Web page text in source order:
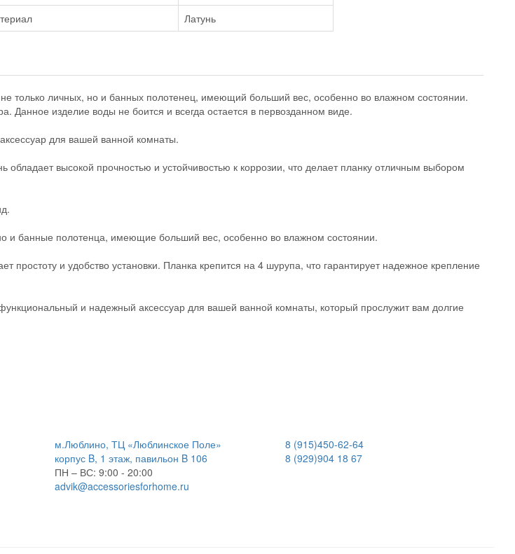
Латунь
только личных, но и банных полотенец, имеющий больший вес, особенно во влажном состоянии.
Данное изделие воды не боится и всегда остается в первозданном виде.
для вашей ванной комнаты.
обладает высокой прочностью и устойчивостью к коррозии, что делает планку отличным выбором
и банные полотенца, имеющие больший вес, особенно во влажном состоянии.
и удобство установки. Планка крепится на 4 шурупа, что гарантирует надежное крепление
и надежный аксессуар для вашей ванной комнаты, который прослужит вам долгие
м.Люблино, ТЦ «Люблинское Поле»
корпус B, 1 этаж, павильон B 106
ПН – ВС: 9:00 - 20:00
advik@accessoriesforhome.ru
8 (915)450-62-64
8 (929)904 18 67